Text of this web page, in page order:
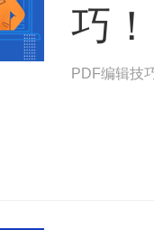
巧！
PDF编辑技